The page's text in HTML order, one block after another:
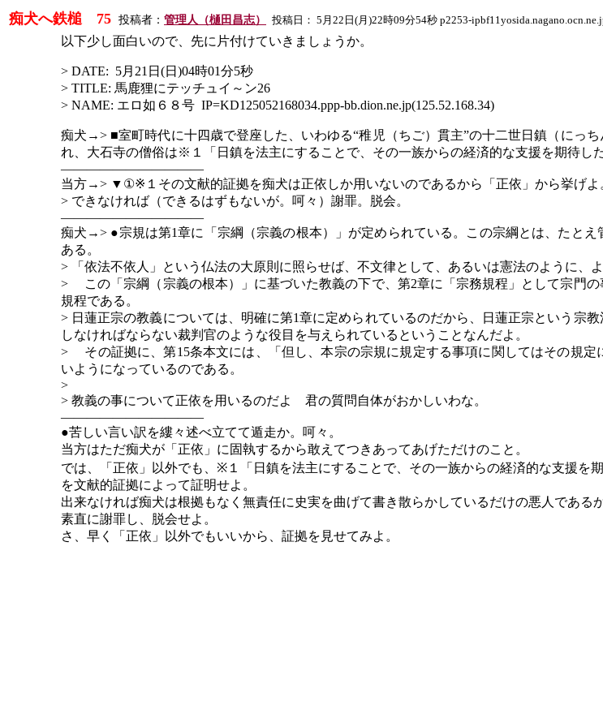
痴犬へ鉄槌 75 投稿者： 管理人（樋田昌志） 投稿日： 5 月 22 日 (月 )22時09分54秒 p2253-
以下少し面白いので、先に片付けていきましょうか。
> DATE: 5月21日(日)04時01分5秒
> TITLE: 馬鹿狸にテッチュイ～ン26
> NAME: エロ如６８号 IP=KD125052168034.ppp-bb.dion.ne.jp(125.52.168.34)
痴犬 →> ■室町時代に十四歳で登座した、いわゆる“稚児（ちご）貫主”の十二世日鎮（にっ
れ、大石寺の僧俗は※１「日鎮を法主にすることで、その一族からの経済的な支援を期待し
―――――――――――
当方→> ▼①※１その文献的証拠を痴犬は正依しか用いないのであるから「正依」から挙げよ
> できなければ（できるはずもないが。呵々）謝罪。脱会。
―――――――――――
痴犬 →> ●宗規は第1章に「宗綱（宗義の根本）」が定められている。この宗綱とは、たと
ある。
> 「依法不依人」という仏法の大原則に照らせば、不文律として、あるいは憲法のように、
> この「宗綱（宗義の根本）」に基づいた教義の下で、第2章に「宗務規程」として宗門
規程である。
> 日蓮正宗の教義については、明確に第1章に定められているのだから、日蓮正宗という宗
しなければならない裁判官のような役目を与えられているということなんだよ。
> その証拠に、第15条本文には、「但し、本宗の宗規に規定する事項に関してはその規
いようになっているのである。
>
> 教義の事について正依を用いるのだよ 君の質問自体がおかしいわな。
―――――――――――
●苦しい言い訳を縷々述べ立てて遁走か。呵々。
当方はただ痴犬が「正依」に固執するから敢えてつきあってあげただけのこと。
では、「正依」以外でも、 ※１「日鎮を法主にすることで、その一族からの経済的な支援を期
を文献的証拠によって証明せよ。
出来なければ痴犬は根拠もなく無責任に史実を曲げて書き散らかしているだけの悪人である
素直に謝罪し、脱会せよ。
さ、早く「正依」以外でもいいから、証拠を見せてみよ。